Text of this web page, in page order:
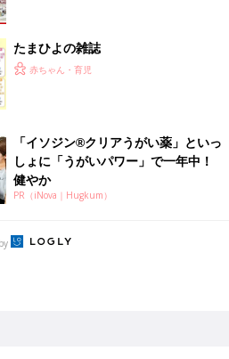
たまひよの雑誌
赤ちゃん・育児
「イソジン®クリアうがい薬」といっ
しょに「うがいパワー」で一年中！
健やか
PR（iNova｜Hugkum）